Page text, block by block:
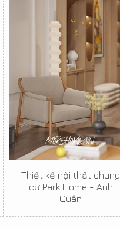
Thiết kế nội thất chung
cư Park Home - Anh
Quân